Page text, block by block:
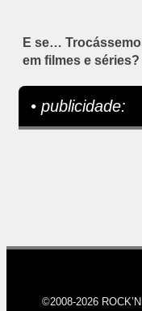
E se…
em filmes e
• publicidade:
©2008-2026